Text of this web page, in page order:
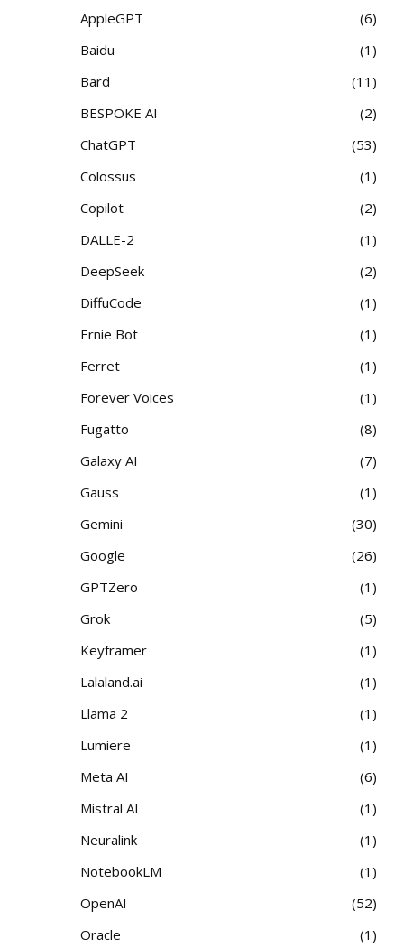
AppleGPT
6
Baidu
1
Bard
11
BESPOKE AI
2
ChatGPT
53
Colossus
1
Copilot
2
DALLE-2
1
DeepSeek
2
DiffuCode
1
Ernie Bot
1
Ferret
1
Forever Voices
1
Fugatto
8
Galaxy AI
7
Gauss
1
Gemini
30
Google
26
GPTZero
1
Grok
5
Keyframer
1
Lalaland.ai
1
Llama 2
1
Lumiere
1
Meta AI
6
Mistral AI
1
Neuralink
1
NotebookLM
1
OpenAI
52
Oracle
1